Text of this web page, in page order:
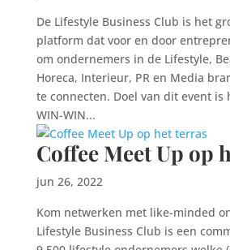
De Lifestyle Business Club is het
platform dat voor en door
om ondernemers in de Lifestyle,
Horeca, Interieur, PR en Media
te connecten. Doel van dit event is
WIN-WIN...
Coffee Meet Up op
jun 26, 2022
Kom netwerken met like-minded
Lifestyle Business Club is een